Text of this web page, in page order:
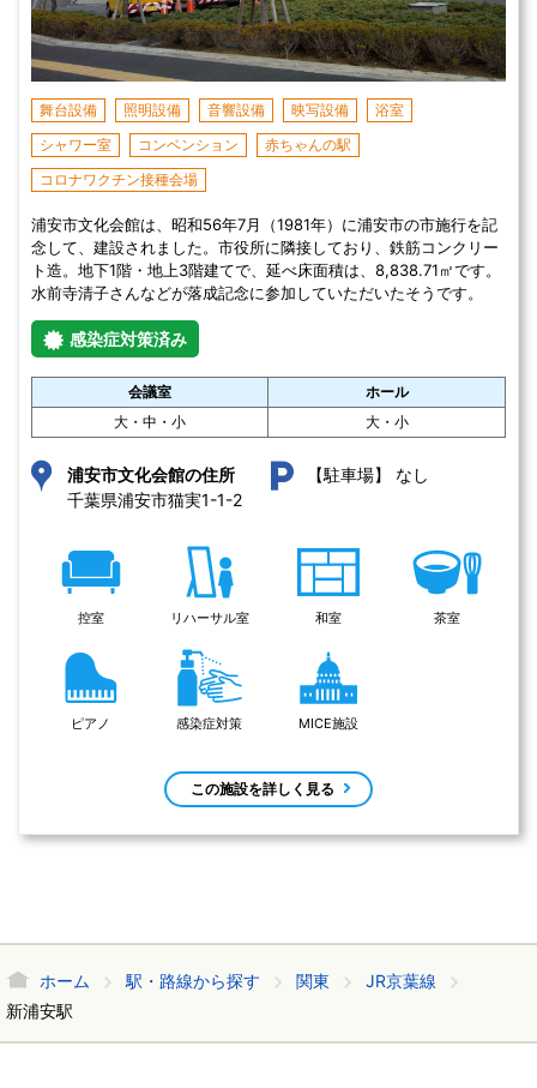
舞台設備 照明設備 音響設備 映写設備
浴室
シャワー室
コンベンション
赤ちゃんの駅
コロナワクチン接種会場
浦安市文化会館は、昭和56年7月（1981年）に浦安市の市施行を記
念して、建設されました。市役所に隣接しており、鉄筋コンクリー
ト造。地下1階・地上3階建てで、延べ床面積は、8,838.71㎡です。
水前寺清子さんなどが落成記念に参加していただいたそうです。
感染症対策済み
会議室
ホール
大・中・小
大・小
浦安市文化会館の住所
千葉県浦安市猫実1-1-2
【駐車場】 なし
控室 リハーサル室 和室 茶室
ピアノ 感染症対策 MICE施設
この施設を詳しく見る
ホーム 駅・路線から探す 関東
JR京葉線
新浦安駅